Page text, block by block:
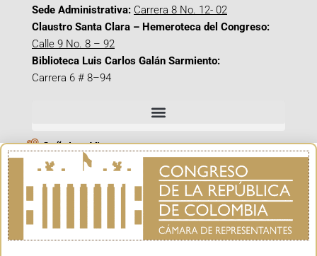
Sede Administrativa: Carrera 8 No. 12- 02
Claustro Santa Clara – Hemeroteca del Congreso:
Calle 9 No. 8 – 92
Biblioteca Luis Carlos Galán Sarmiento:
Carrera 6 # 8–94
Señal en Vivo
Facebook_@CamaraColombia
Instagram_@CamaraColombia
X_@CamaraColombia
Youtube_@CamaraColombia